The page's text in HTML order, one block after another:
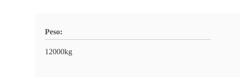
Peso:
12000kg